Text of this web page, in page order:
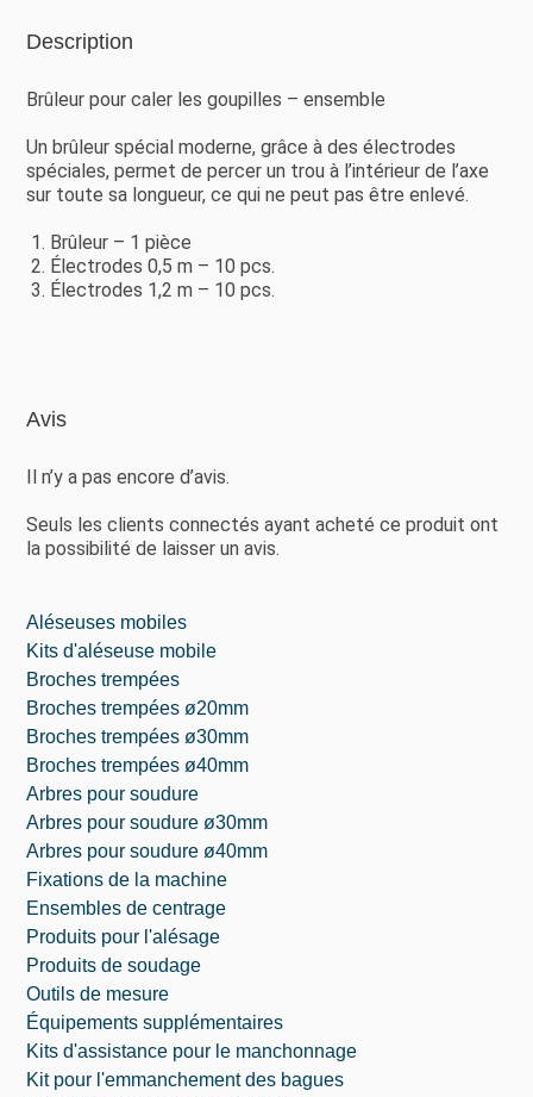
Description
Brûleur pour caler les goupilles – ensemble
Un brûleur spécial moderne, grâce à des électrodes
spéciales, permet de percer un trou à l’intérieur de l’axe
sur toute sa longueur, ce qui ne peut pas être enlevé.
Brûleur – 1 pièce
Électrodes 0,5 m – 10 pcs.
Électrodes 1,2 m – 10 pcs.
Avis
Il n’y a pas encore d’avis.
Seuls les clients connectés ayant acheté ce produit ont
la possibilité de laisser un avis.
Aléseuses mobiles
Kits d'aléseuse mobile
Broches trempées
Broches trempées ø20mm
Broches trempées ø30mm
Broches trempées ø40mm
Arbres pour soudure
Arbres pour soudure ø30mm
Arbres pour soudure ø40mm
Fixations de la machine
Ensembles de centrage
Produits pour l'alésage
⁠Produits de soudage
Outils de mesure
Équipements supplémentaires
Kits d'assistance pour le manchonnage
Kit pour l'emmanchement des bagues